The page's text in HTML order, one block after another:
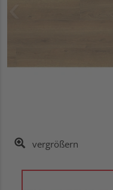
vergrößern